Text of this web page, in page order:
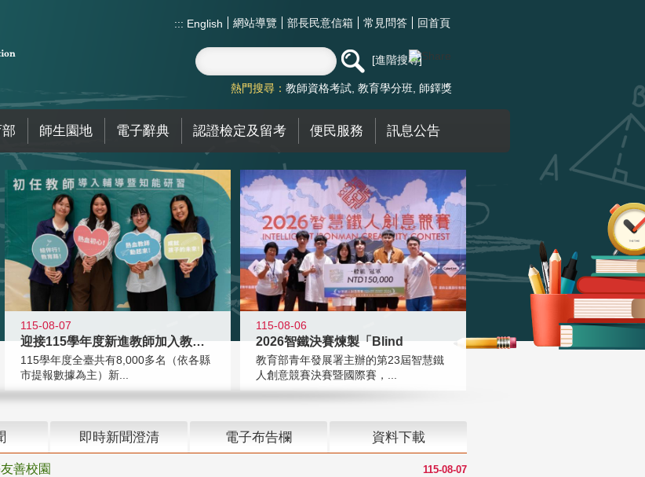
::: English 網站導覽 部長民意信箱 常見問答 回首頁
進階搜尋
熱門搜尋： 教師資格考試 教育學分班 師鐸獎
師生園地 電子辭典 認證檢定及留考 便民服務 訊息公告
115-08-07
迎接115學年度新進教師加入教育現
115學年度全臺共有8,000多名（依各縣
市提報數據為主）新...
115-08-06
2026智鐵決賽煉製「Blind
教育部青年發展署主辦的第23屆智慧鐵
人創意競賽決賽暨國際賽，...
即時新聞澄清 電子布告欄 資料下載
115-08-07
善校園